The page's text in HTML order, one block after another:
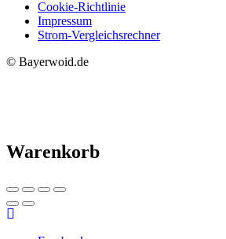
Cookie-Richtlinie
Impressum
Strom-Vergleichsrechner
© Bayerwoid.de
Warenkorb